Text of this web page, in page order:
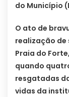
do Município
O ato de
realização
Praia do
quando
resgatadas
vidas da